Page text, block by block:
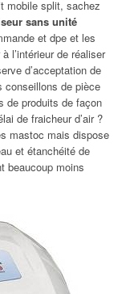
mobile split, sachez
sans unité
et dpe et les
l’intérieur de réaliser
d’acceptation de
conseillons de pièce
de produits de façon
de fraicheur d’air ?
mastoc mais dispose
et étanchéité de
beaucoup moins